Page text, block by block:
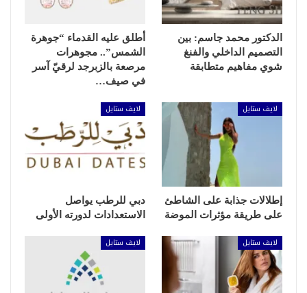
الدكتور محمد جاسم: بين
التصميم الداخلي والفنغ
شوي مفاهيم متطابقة
أطلق عليه القدماء “جوهرة
الشمس”.. مجوهرات
مرصعة بالزبرجد لرقيّ آسر
في صيف…
لايف ستايل
إطلالات جذابة على الشاطئ
على طريقة مؤثرات الموضة
لايف ستايل
دبي للرطب يواصل
الاستعدادات لدورته الأولى
لايف ستايل لايف ستايل